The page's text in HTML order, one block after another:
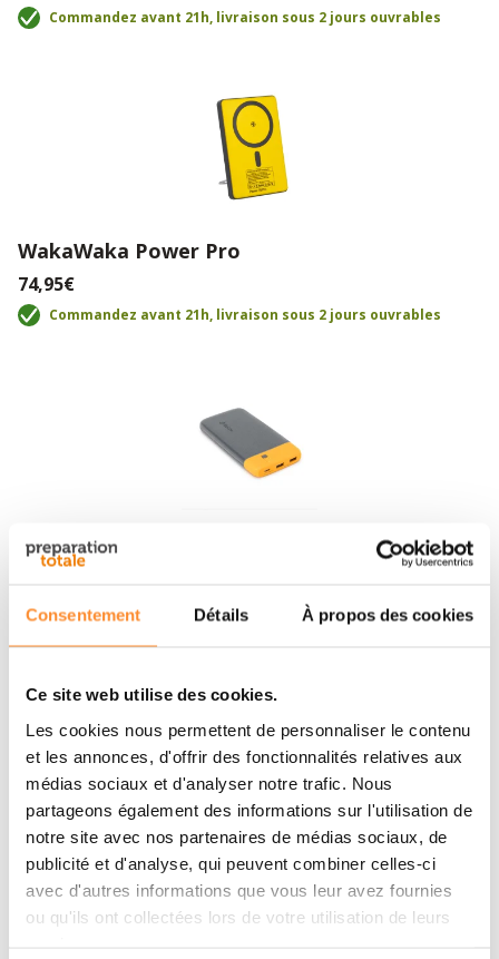
Consentement Détails À propos des cookies
Ce site web utilise des cookies.
Les cookies nous permettent de personnaliser le contenu
et les annonces, d'offrir des fonctionnalités relatives aux
médias sociaux et d'analyser notre trafic. Nous
partageons également des informations sur l'utilisation de
notre site avec nos partenaires de médias sociaux, de
publicité et d'analyse, qui peuvent combiner celles-ci
avec d'autres informations que vous leur avez fournies
ou qu'ils ont collectées lors de votre utilisation de leurs
Commandez avant 21h, livraison sous 2 jours ouvrables
WakaWaka Power Pro
74,95€
Commandez avant 21h, livraison sous 2 jours ouvrables
BioLite Charge 40 PD powerbank
Commandez avant 21h, livraison sous 2 jours ouvrables
WakaWaka Power 5 powerbank 5000mAh
44,95€
Temporairement épuisé